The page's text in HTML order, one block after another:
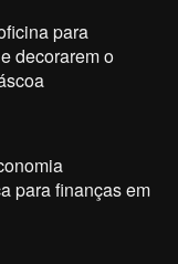
para
decorarem o
para finanças em